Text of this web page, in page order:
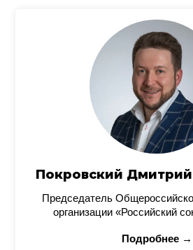
Покровский Дмитрий
Председатель
организации «Российский
Подробнее →